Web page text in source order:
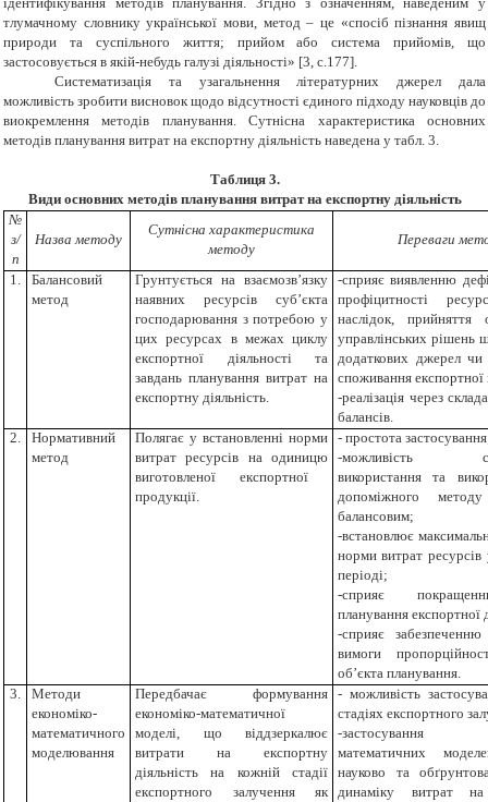
тлумачному словнику української мови, метод – це «спосіб пізнання явищ
природи та суспільного життя; прийом або система прийомів, що
застосовується в якій-небудь галузі діяльності» [3, с.177].
Систематизація та узагальнення літературних джерел дала
можливість зробити висновок щодо відсутності єдиного підходу науковців до
виокремлення методів планування. Сутнісна характеристика основних
методів планування витрат на експортну діяльність наведена у табл. 3.
Таблиця 3.
Види основних методів планування витрат на експортну діяльність
№
з/
п
Назва методу
Сутнісна характеристика
методу
Переваги
1.
Балансовий
метод
Грунтується на взаємозв’язку
наявних ресурсів суб’єкта
господарювання з потребою у
цих ресурсах в межах циклу
експортної діяльності та
завдань планування витрат на
експортну діяльність.
-сприяє виявленню
профіцитності
наслідок, прийняття
управлінських рішень
додаткових джерел
споживання експортної
-реалізація через склад
балансів.
2.
Нормативний
метод
Полягає у встановленні норми
витрат ресурсів наодиницю
виготовленої експортної
продукції.
- простота
-можливість
використання та
допоміжного
балансовим;
-встановлює
нормивитрат
періоді;
-сприяє
планування експортної
-сприяє
вимоги
об’єкта планування.
3.
Методи
економіко-
математичного
моделювання
Передбачає формування
економіко-математичної
моделі, що віддзеркалює
витрати на експортну
діяльність на кожній стадії
експортного залучення як
- можливість
стадіях експортного
-застосування
математичних
науково та
динаміку витрат